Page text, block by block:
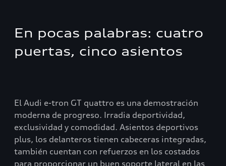
En pocas palabras: cuatro
puertas, cinco asientos
El Audi e-tron GT quattro es una demostración
moderna de progreso. Irradia deportividad,
exclusividad y comodidad. Asientos deportivos
plus, los delanteros tienen cabeceras integradas,
también cuentan con refuerzos en los costados
para proporcionar un buen soporte lateral en las